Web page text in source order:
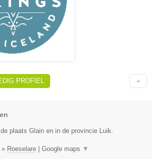
PROFIEL
plaats Glain en in de provincie Luik.
» Roeselare Google maps ▼